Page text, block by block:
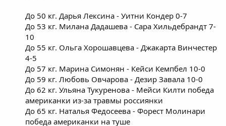
До 50 кг. Дарья Лексина - Уитни Кондер 0-7
До 53 кг. Милана Дадашева - Сара Хильдебрандт 7-
10
До 55 кг. Ольга Хорошавцева - Джакарта Винчестер
4-5
До 57 кг. Марина Симонян - Кейси Кемпбел 10-0
До 59 кг. Любовь Овчарова - Дезир Завала 10-0
До 62 кг. Ульяна Тукуренова - Мейси Килти победа
американки из-за травмы россиянки
До 65 кг. Наталья Федосеева - Форест Молинари
победа американки на туше